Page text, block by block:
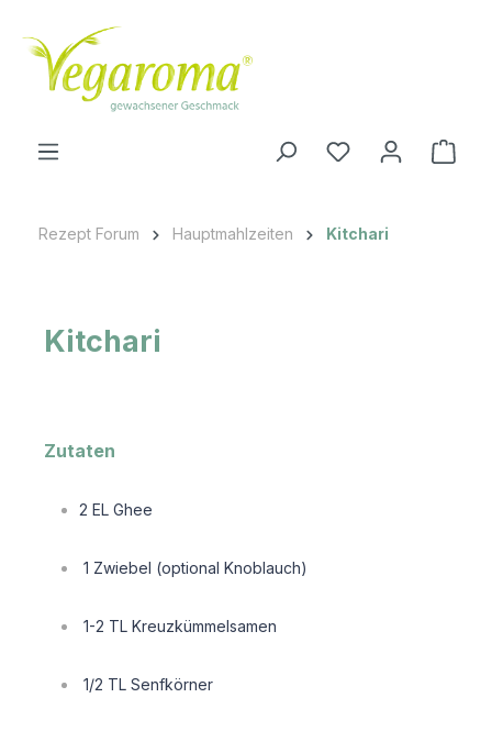
Zum Hauptinhalt springen
Rezept Forum Hauptmahlzeiten Kitchari
Kitchari
Zutaten
2 EL Ghee
1 Zwiebel (optional Knoblauch)
1-2 TL Kreuzkümmelsamen
1/2 TL Senfkörner